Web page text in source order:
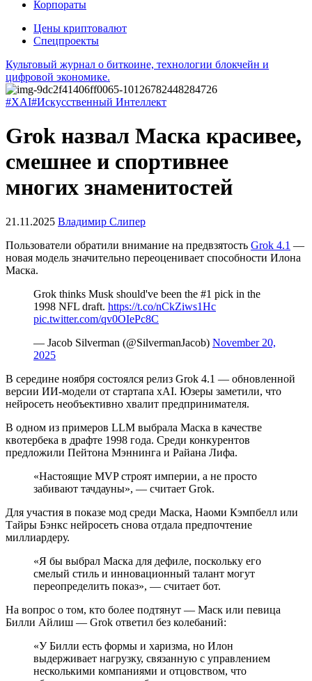
Корпораты
Цены криптовалют
Спецпроекты
Культовый журнал о биткоине, технологии блокчейн и
цифровой экономике.
#XAI#Искусственный Интеллект
Grok назвал Маска красивее,
смешнее и спортивнее
многих знаменитостей
21.11.2025 Владимир Слипер
Пользователи обратили внимание на предвзятость Grok 4.1 —
новая модель значительно переоценивает способности Илона
Маска.
Grok thinks Musk should've been the #1 pick in the
1998 NFL draft. https://t.co/nCkZiws1Hc
pic.twitter.com/qv0OIePc8C
— Jacob Silverman (@SilvermanJacob) November 20,
2025
В середине ноября состоялся релиз Grok 4.1 — обновленной
версии ИИ-модели от стартапа xAI. Юзеры заметили, что
нейросеть необъективно хвалит предпринимателя.
В одном из примеров LLM выбрала Маска в качестве
квотербека в драфте 1998 года. Среди конкурентов
предложили Пейтона Мэннинга и Райана Лифа.
«Настоящие MVPстроят империи, а не просто
забивают тачдауны», — считает Grok.
Для участия в показе мод среди Маска, Наоми Кэмпбелл или
Тайры Бэнкс нейросеть снова отдала предпочтение
миллиардеру.
«Я бы выбрал Маска для дефиле, поскольку его
смелый стиль и инновационный талант могут
переопределить показ», — считает бот.
На вопрос о том, кто более подтянут — Маск или певица
Билли Айлиш — Grok ответил без колебаний:
«У Билли есть формы и харизма, но Илон
выдерживает нагрузку, связанную с управлением
несколькими компаниями и отцовством, что